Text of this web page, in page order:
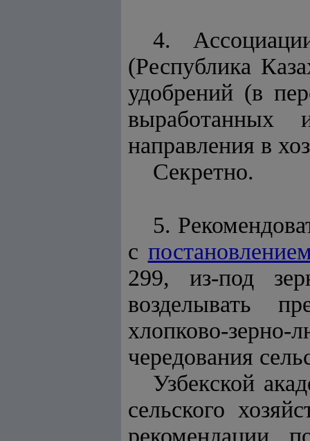
4.
(Республика
удобрений (в
выработанных
направления в
Секретно.
5.
с
299, из-под
возделывать
хлопково-
чередования
Узбекской
сельского
рекомендации